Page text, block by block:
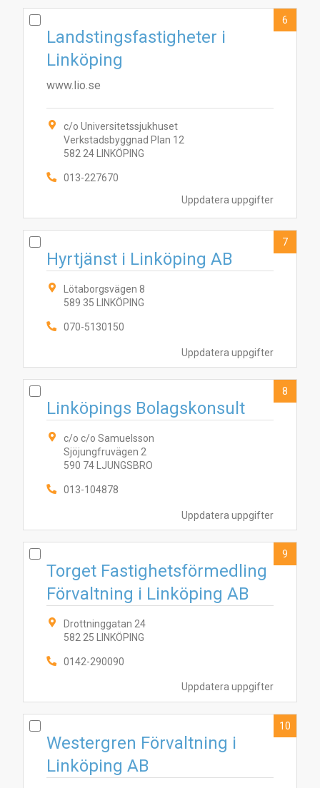
Uppdatera uppgifter
Landstingsfastigheter i
Linköping
www.lio.se
c/o Universitetssjukhuset
Verkstadsbyggnad Plan 12
582 24 LINKÖPING
013-227670
6
Uppdatera uppgifter
Hyrtjänst i Linköping AB
Lötaborgsvägen 8
589 35 LINKÖPING
070-5130150
7
Uppdatera uppgifter
Linköpings Bolagskonsult
c/o c/o Samuelsson
Sjöjungfruvägen 2
590 74 LJUNGSBRO
013-104878
8
Uppdatera uppgifter
Torget Fastighetsförmedling
Förvaltning i Linköping AB
Drottninggatan 24
582 25 LINKÖPING
0142-290090
9
Westergren Förvaltning i
Linköping AB
10